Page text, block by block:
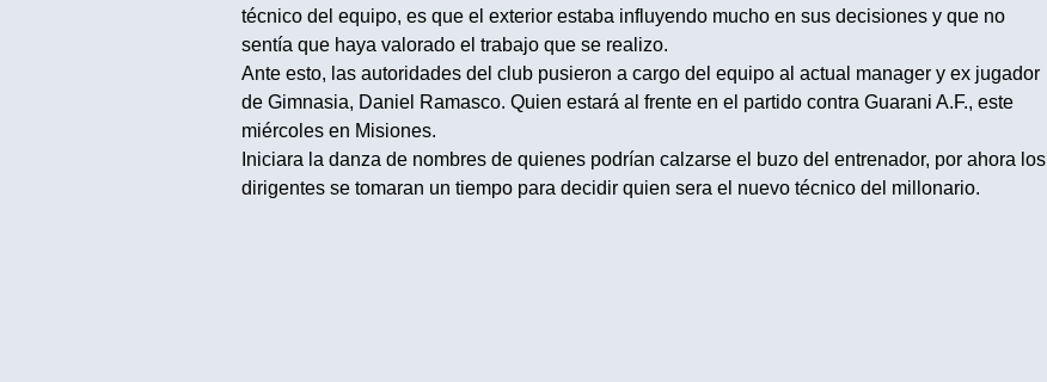
técnico del equipo, es que el exterior estaba influyendo mucho en sus decisiones y que no
sentía que haya valorado el trabajo que se realizo.
Ante esto, las autoridades del club pusieron a cargo del equipo al actual manager y ex jugador
de Gimnasia, Daniel Ramasco. Quien estará al frente en el partido contra Guarani A.F., este
miércoles en Misiones.
Iniciara la danza de nombres de quienes podrían calzarse el buzo del entrenador, por ahora los
dirigentes se tomaran un tiempo para decidir quien sera el nuevo técnico del millonario.